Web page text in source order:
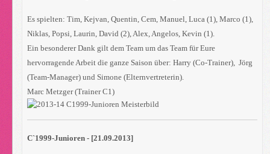
Es spielten: Tim, Kejvan, Quentin, Cem, Manuel, Luca (1), Marco (1),
Niklas, Popsi, Laurin, David (2), Alex, Angelos, Kevin (1).
Ein besonderer Dank gilt dem Team um das Team für Eure
hervorragende Arbeit die ganze Saison über: Harry (Co-Trainer), Jörg
(Team-Manager) und Simone (Elternvertreterin).
Marc Metzger (Trainer C1)
C`1999-Junioren - [21.09.2013]